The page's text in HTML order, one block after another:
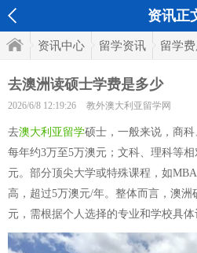
资讯正
资讯中心 留学资讯 留学费
去澳洲读硕士学费是多少
2026/6/8 12:19:26 教外澳大利亚留学网
去澳大利亚留学硕士，一般来说，商科
每年约3万至5万澳元；文科、理科等
元。部分顶尖大学或特殊课程，如
高，超过5万澳元/年。整体而言，澳洲
元，需根据个人选择的专业和学校具体